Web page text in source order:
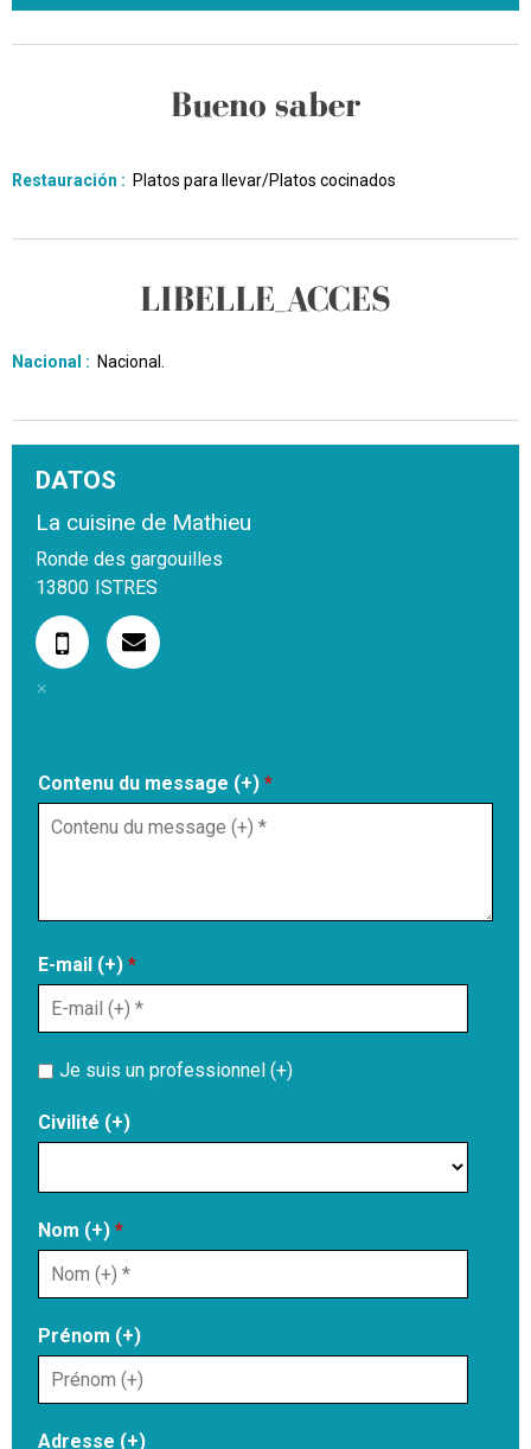
Bueno saber
Restauración : Platos para llevar/Platos cocinados
LIBELLE_ACCES
Nacional : Nacional
DATOS
La cuisine de Mathieu
Ronde des gargouilles
13800 ISTRES
Contenu du message (+) *
E-mail (+) *
Je suis un professionnel (+)
Civilité (+)
Nom (+) *
Prénom (+)
Adresse (+)